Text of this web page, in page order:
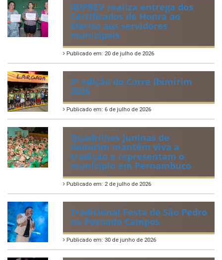
IBIPREV realiza entrega dos
Certificados de Honra ao
Mérito aos servidores
municipais
Publicado em: 20 de julho de 2026
2ª edição do Corre Ibimirim
2026
Publicado em: 6 de julho de 2026
Quadrilhas Juninas de
Ibimirim mantêm viva a
tradição e representam o
munícipio em Pernambuco
Publicado em: 2 de julho de 2026
Tradicional Festa de São Pedro
no Povoado Campos
Publicado em: 30 de junho de 2026